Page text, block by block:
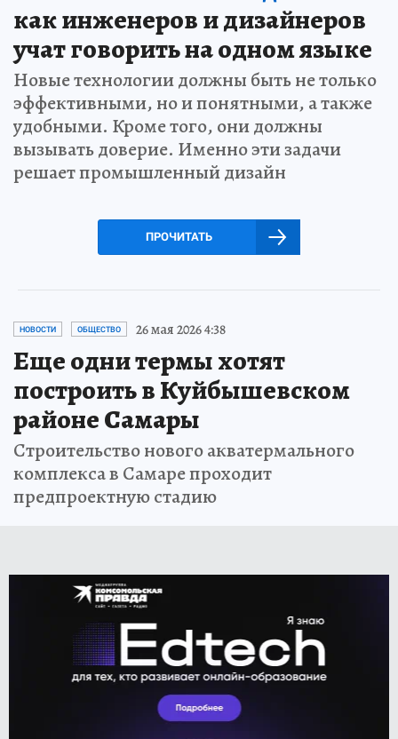
как инженеров и дизайнеров
учат говорить на одном языке
Новые технологии должны быть не только
эффективными, но и понятными, а также
удобными. Кроме того, они должны
вызывать доверие. Именно эти задачи
решает промышленный дизайн
ПРОЧИТАТЬ
НОВОСТИ ОБЩЕСТВО 26 мая 2026 4:38
Еще одни термы хотят
построить в Куйбышевском
районе Самары
Строительство нового акватермального
комплекса в Самаре проходит
предпроектную стадию